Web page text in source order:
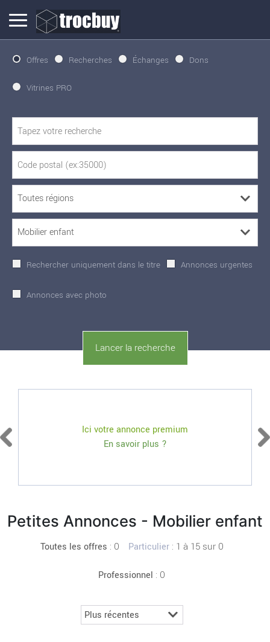
Offres Recherches Échanges Dons
Vitrines PRO
Rechercher uniquement dans le titre Annonces urgentes
Annonces avec photo
Ici votre annonce premium
En savoir plus ?
Petites Annonces - Mobilier enfant
Toutes les offres : 0 Particulier: 1 à 15 sur 0
Professionnel : 0